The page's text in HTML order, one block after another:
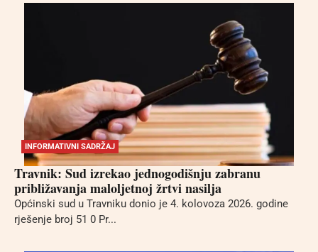
INFORMATIVNI SADRŽAJ
Travnik: Sud izrekao jednogodišnju zabranu
približavanja maloljetnoj žrtvi nasilja
Općinski sud u Travniku donio je 4. kolovoza 2026. godine
rješenje broj 51 0 Pr...